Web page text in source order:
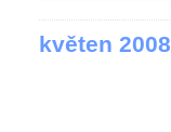
květen 2008